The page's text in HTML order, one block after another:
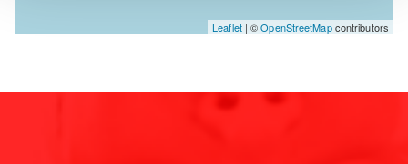
Leaflet| ©OpenStreetMapcontributors